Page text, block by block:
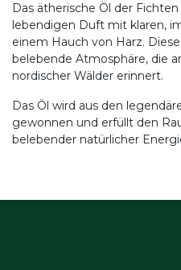
Das ätherische Öl der
lebendigen Duft mit klaren,
einem Hauch von Harz.
belebende Atmosphäre, die
nordischer Wälder erinnert.
Das Öl wird aus den
gewonnen und erfüllt den
belebender natürlicher